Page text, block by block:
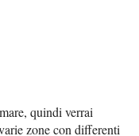
quindi verrai
zone con differenti